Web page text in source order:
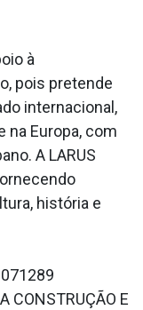
à
pois pretende
internacional,
na Europa, com
A LARUS
história e
CONSTRUÇÃO E